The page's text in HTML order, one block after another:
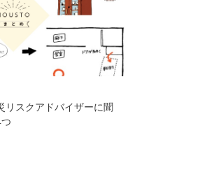
リスクアドバイザーに聞